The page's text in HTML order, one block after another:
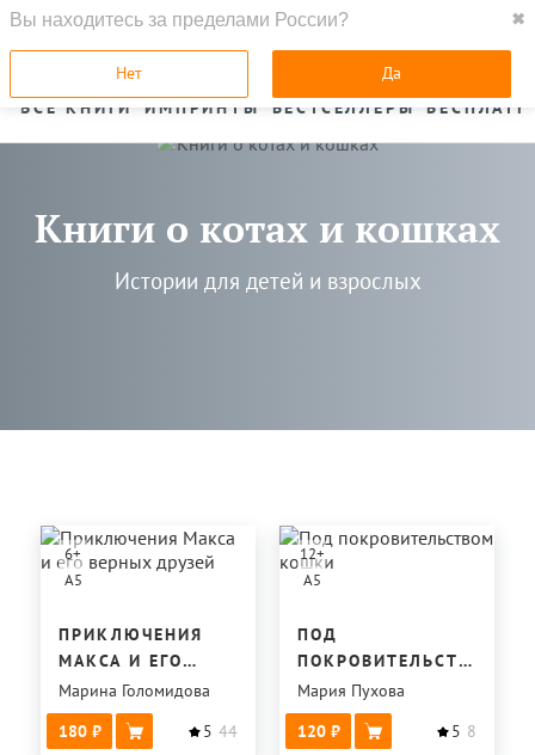
ГЛАВНАЯ
ВСЕ КНИГИ ИМПРИНТЫ БЕСТСЕЛЛЕРЫ
Книги о котах и кошках
Истории для детей и взрослых
6+
A5
ПРИКЛЮЧЕНИЯ
МАКСА И ЕГО
ВЕРНЫХ ДРУЗЕЙ
Марина Голомидова
180
5 44
12+
A5
ПОД
ПОКРОВИТЕЛЬСТВОМ
КОШКИ
Мария Пухова
120
5 8
Вы находитесь за пределами России?
Нет Да
✖